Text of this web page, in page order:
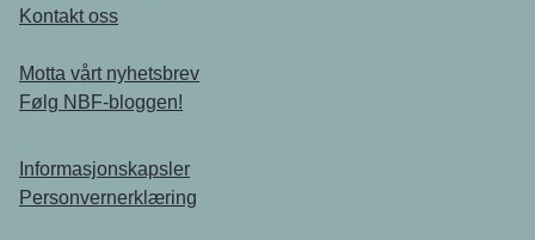
Kontakt oss
Motta vårt nyhetsbrev
Følg NBF-bloggen!
Informasjonskapsler
Personvernerklæring